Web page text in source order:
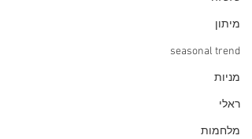
מיתון
seasonal trend
מניות
ראלי
מלחמות